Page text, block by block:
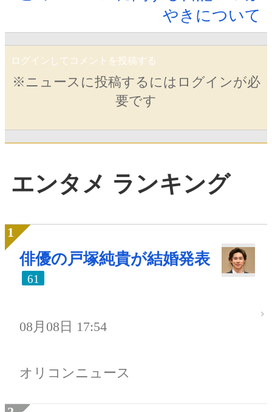
やきについて
ログインしてコメントを投稿する
※ニュースに投稿するにはログインが必
要です
エンタメ ランキング
俳優の戸塚純貴が結婚発表
61
08月08日 17:54
オリコンニュース